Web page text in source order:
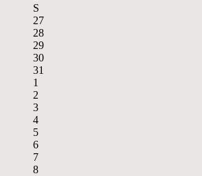
S
27
28
29
30
31
1
2
3
4
5
6
7
8